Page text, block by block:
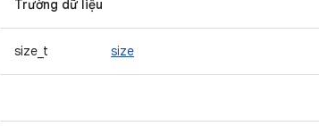
Trường dữ liệu
size_t size